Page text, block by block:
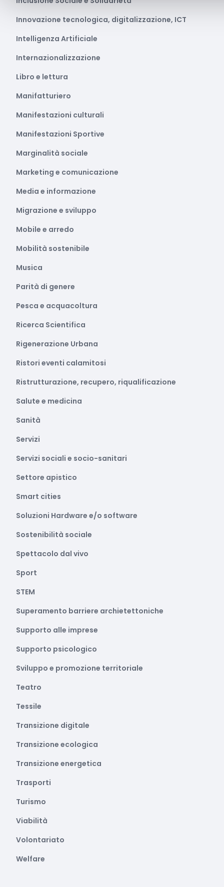
Innovazione tecnologica, digitalizzazione, ICT
Intelligenza Artificiale
Internazionalizzazione
Libro e lettura
Manifatturiero
Manifestazioni culturali
Manifestazioni Sportive
Marginalità sociale
Marketing e comunicazione
Media e informazione
Migrazione e sviluppo
Mobile e arredo
Mobilità sostenibile
Musica
Parità di genere
Pesca e acquacoltura
Ricerca Scientifica
Rigenerazione Urbana
Ristori eventi calamitosi
Ristrutturazione, recupero, riqualificazione
Salute e medicina
Sanità
Servizi
Servizi sociali e socio-sanitari
Settore apistico
Smart cities
Soluzioni Hardware e/o software
Sostenibilità sociale
Spettacolo dal vivo
Sport
STEM
Superamento barriere archietettoniche
Supporto alle imprese
Supporto psicologico
Sviluppo e promozione territoriale
Teatro
Tessile
Transizione digitale
Transizione ecologica
Transizione energetica
Trasporti
Turismo
Viabilità
Volontariato
Welfare